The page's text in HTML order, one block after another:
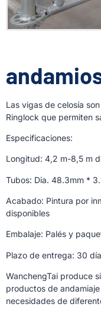
Las vigas de celosía
Ringlock que permiten
Especificaciones:
Longitud: 4,2 m-8,5 m
Tubos: Dia. 48.3mm *
Acabado: Pintura por
disponibles
Embalaje: Palés y
Plazo de entrega: 30
WanchengTai produce
productos de
necesidades de